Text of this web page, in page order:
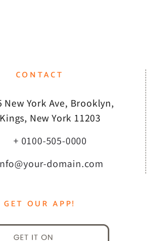
CONTACT
New York Ave, Brooklyn,
Kings, New York 11203
+ 0100-505-0000
domain.com
GET OUR APP!